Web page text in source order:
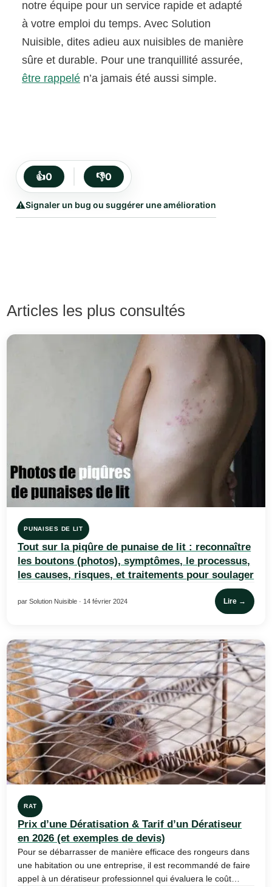
notre équipe pour un service rapide et adapté
à votre emploi du temps. Avec Solution
Nuisible, dites adieu aux nuisibles de manière
sûre et durable. Pour une tranquillité assurée,
être rappelé n’a jamais été aussi simple.
👍0 👎0
⚠️Signaler un bug ou suggérer une amélioration
Articles les plus consultés
PUNAISES DE LIT
Tout sur la piqûre de punaise de lit : reconnaître
les boutons (photos), symptômes, le processus,
les causes, risques, et traitements pour soulager
par Solution Nuisible · 14 février 2024 Lire →
RAT
Prix d’une Dératisation & Tarif d’un Dératiseur
en 2026 (et exemples de devis)
Pour se débarrasser de manière efficace des rongeurs dans
une habitation ou une entreprise, il est recommandé de faire
appel à un dératiseur professionnel qui évaluera le coût…